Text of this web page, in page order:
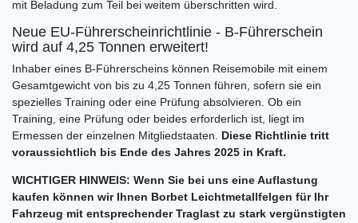
mit Beladung zum Teil bei weitem überschritten wird.
Neue EU-Führerscheinrichtlinie - B-Führerschein
wird auf 4,25 Tonnen erweitert!
Inhaber eines B-Führerscheins können Reisemobile mit einem
Gesamtgewicht von bis zu 4,25 Tonnen führen, sofern sie ein
spezielles Training oder eine Prüfung absolvieren. Ob ein
Training, eine Prüfung oder beides erforderlich ist, liegt im
Ermessen der einzelnen Mitgliedstaaten. Diese Richtlinie tritt
voraussichtlich bis Ende des Jahres 2025 in Kraft.
WICHTIGER HINWEIS: Wenn Sie bei uns eine Auflastung
kaufen können wir Ihnen Borbet Leichtmetallfelgen für Ihr
Fahrzeug mit entsprechender Traglast zu stark vergünstigten